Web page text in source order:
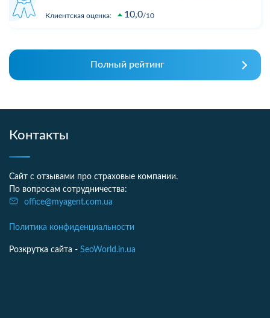
Клиентская оценка: 10,0 10
Полный рейтинг
Контакты
Сайт с отзывами про страховые компании.
По вопросам сотрудничества:
office@myagent.com.ua
Политика конфиденциальности
Розкрутка сайта - SeoWorld.in.ua